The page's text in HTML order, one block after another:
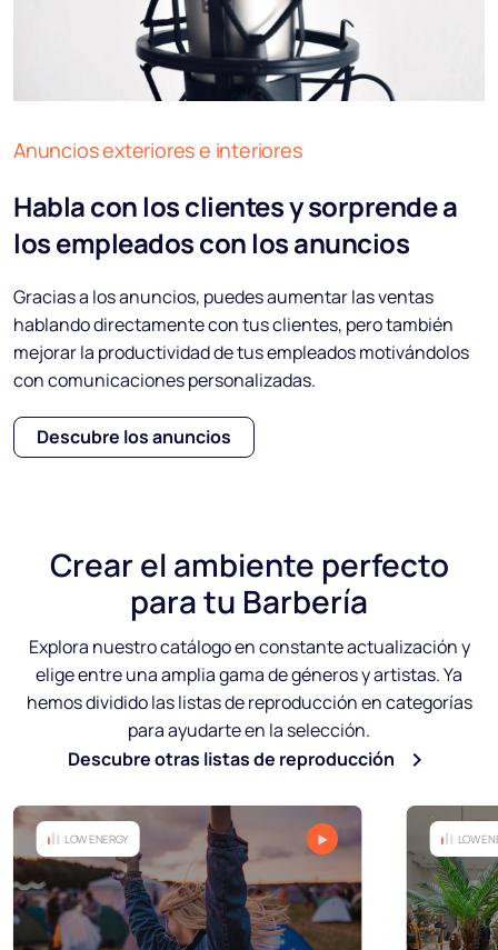
Anuncios exteriores e interiores
Habla con los clientes y sorprende a
los empleados con los anuncios
Gracias a los anuncios, puedes aumentar las ventas
hablando directamente con tus clientes, pero también
mejorar la productividad de tus empleados motivándolos
con comunicaciones personalizadas.
Descubre los anuncios
Crearel ambiente perfecto
para tu Barbería
Explora nuestro catálogo en constante actualización y
elige entre una amplia gama de géneros y artistas. Ya
hemos dividido las listas de reproducción en categorías
para ayudarte en la selección.
Descubre otras listas de reproducción
LOW ENERGY MID